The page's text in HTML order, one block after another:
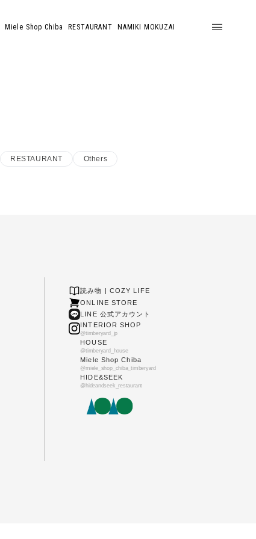
Miele Shop Chiba RESTAURANT NAMIKI MOKUZAI
RESTAURANT Others
読み物 | COZY LIFE
ONLINE STORE
LINE 公式アカウント
INTERIOR SHOP
@timberyard_jp
HOUSE
@timberyard_house
Miele Shop Chiba
@miele_shop_chiba_timberyard
HIDE&SEEK
@hideandseek_restaurant